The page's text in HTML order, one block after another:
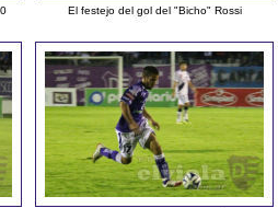
El festejo del gol del "Bicho" Rossi